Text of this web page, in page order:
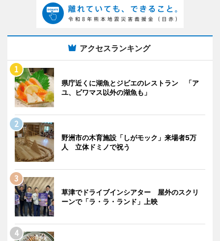
アクセスランキング
県庁近くに湖魚とジビエのレストラン 「ア
ユ、ビワマス以外の湖魚も」
野洲市の木育施設「しがモック」来場者5万
人 立体ドミノで祝う
草津でドライブインシアター 屋外のスクリ
ーンで「ラ・ラ・ランド」上映